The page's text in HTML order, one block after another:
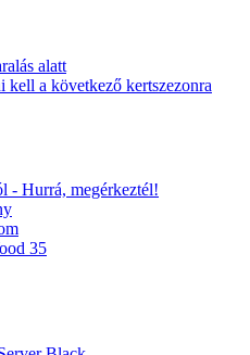
alatt
kell a következő kertszezonra
- Hurrá, megérkeztél!
35